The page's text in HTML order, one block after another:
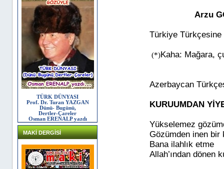
TÜRK DÜNYASI
Prof. Dr. Turan YAZGAN
Dünü- Bugünü,
Dertler-Çareler
Osman ERENALP yazdı
MAKİ DERGİSİ
Arzu
Türkiye
(*)Kaha: Mağara,
Azerbaycan
KURUUMDAN
Yükselemez
Gözümden inen bir
Bana ilahlık etme
Allah’ından dönen